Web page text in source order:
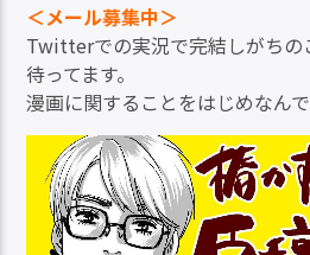
＜メール募集中＞
Twitterでの実況で完結しがちの
待ってます。
漫画に関することをはじめなん